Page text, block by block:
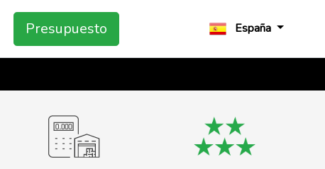
Presupuesto España